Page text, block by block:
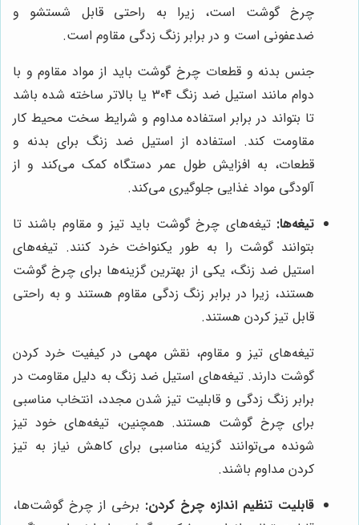
چرخ گوشت است، زیرا به راحتی قابل شستشو و
ضدعفونی است و در برابر زنگ زدگی مقاوم است.
جنس بدنه و قطعات چرخ گوشت باید از مواد مقاوم و با
دوام مانند استیل ضد زنگ 304 یا بالاتر ساخته شده باشد
تا بتواند در برابر استفاده مداوم و شرایط سخت محیط کار
مقاومت کند. استفاده از استیل ضد زنگ برای بدنه و
قطعات، به افزایش طول عمر دستگاه کمک می‌کند و از
آلودگی مواد غذایی جلوگیری می‌کند.
تیغه‌ها: تیغه‌های چرخ گوشت باید تیز و مقاوم باشند تا
بتوانند گوشت را به طور یکنواخت خرد کنند. تیغه‌های
استیل ضد زنگ، یکی از بهترین گزینه‌ها برای چرخ گوشت
هستند، زیرا در برابر زنگ زدگی مقاوم هستند و به راحتی
قابل تیز کردن هستند.
تیغه‌های تیز و مقاوم، نقش مهمی در کیفیت خرد کردن
گوشت دارند. تیغه‌های استیل ضد زنگ به دلیل مقاومت در
برابر زنگ زدگی و قابلیت تیز شدن مجدد، انتخاب مناسبی
برای چرخ گوشت هستند. همچنین، تیغه‌های خود تیز
شونده می‌توانند گزینه مناسبی برای کاهش نیاز به تیز
کردن مداوم باشند.
قابلیت تنظیم اندازه چرخ کردن: برخی از چرخ گوشت‌ها،